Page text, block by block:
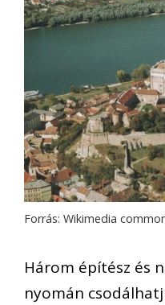
Forrás: Wikimedia
Három építész és
nyomán